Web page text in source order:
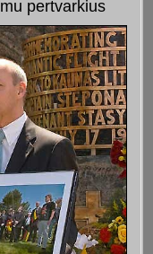
pertvarkius